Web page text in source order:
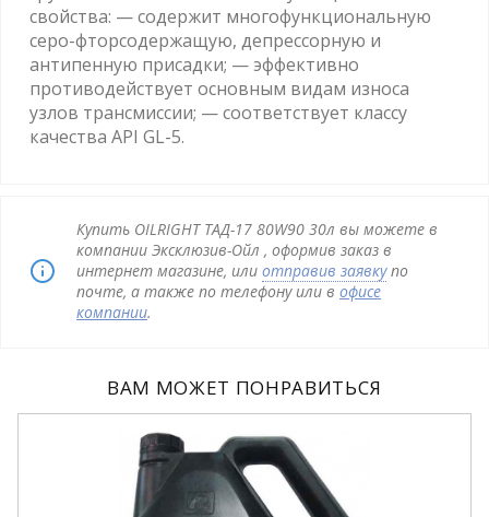
свойства: — содержит многофункциональную
серо-фторсодержащую, депрессорную и
антипенную присадки; — эффективно
противодействует основным видам износа
узлов трансмиссии; — соответствует классу
качества API GL-5.
Купить OILRIGHT ТАД-17 80W90 30л вы можете в
компании Эксклюзив-Ойл , оформив заказ в
интернет магазине, или отправив заявкупо
почте, а также по телефону или в офисе
компании.
ВАМ МОЖЕТ ПОНРАВИТЬСЯ